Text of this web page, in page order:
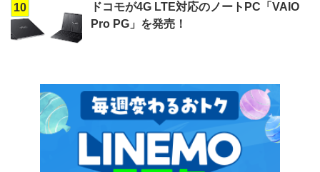
10
ドコモが4G LTE対応のノートPC「VAIO
Pro PG」を発売！